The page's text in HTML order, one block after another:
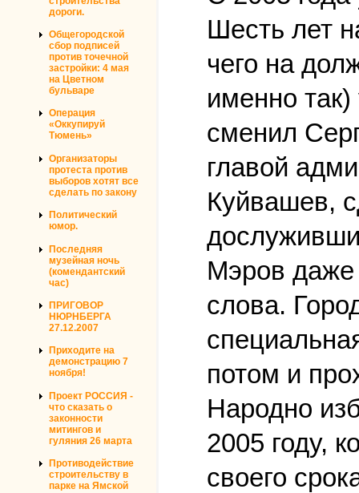
дороги.
Общегородской
сбор подписей
против точечной
застройки: 4 мая
на Цветном
бульваре
Операция
«Оккупируй
Тюмень»
Организаторы
протеста против
выборов хотят все
сделать по закону
Политический
юмор.
Последняя
музейная ночь
(комендантский
час)
ПРИГОВОР
НЮРНБЕРГА
27.12.2007
Приходите на
демонстрацию 7
ноября!
Проект РОССИЯ -
что сказать о
законности
митингов и
гуляния 26 марта
Противодействие
строительству в
парке на Ямской
Шесть лет
чего на
именно
сменил
главой
Куйвашев,
Мэров
слова.
потом и
Народно
2005 году,
своего